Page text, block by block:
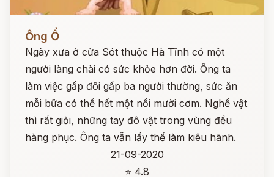
Đọc ngay
Ông Ồ
Ngày xưa ở cửa Sót thuộc Hà Tĩnh có một
người làng chài có sức khỏe hơn đời. Ông ta
làm việc gấp đôi gấp ba người thường, sức ăn
mỗi bữa có thể hết một nồi mười cơm. Nghề vật
thì rất giỏi, những tay đô vật trong vùng đều
hàng phục. Ông ta vẫn lấy thế làm kiêu hãnh.
21-09-2020
⭐ 4.8